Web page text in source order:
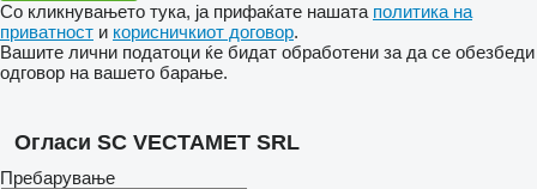
Со кликнувањето тука, ја прифаќате нашата политика на
приватност и корисничкиот договор.
Вашите лични податоци ќе бидат обработени за да се обезбеди
одговор на вашето барање.
Огласи SC VECTAMET SRL
Пребарување